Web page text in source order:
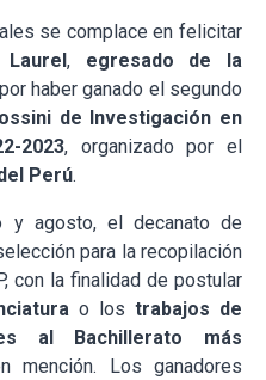
se complace en felicitar
, egresado de la
haber ganado el segundo
de Investigación en
2023, organizado por el
Perú.
y agosto, el decanato de
para la recopilación
con la finalidad de postular
o los trabajos de
al Bachillerato más
mención. Los ganadores